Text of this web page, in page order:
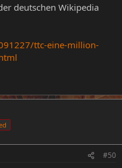
deutschen Wikipedia
ttc-eine-million-
#50